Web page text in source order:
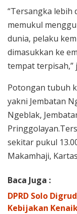
“Tersangka lebih
memukul
dunia, pelaku
dimasukkan ke
tempat terpisah,”
Potongan tubuh
yakni Jembatan
Ngeblak,
sekitar pukul
Makamhaji,
Baca Juga :
DPRD Solo
Kebijakan